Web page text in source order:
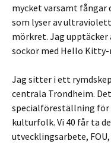
mycket varsamt
som lyser av
mörkret. Jag
sockor med Hello Kitty-
Jag sitter i ett
centrala Trondheim.
specialföreställning för
kulturfolk. Vi 40 får ta
utvecklingsarbete,